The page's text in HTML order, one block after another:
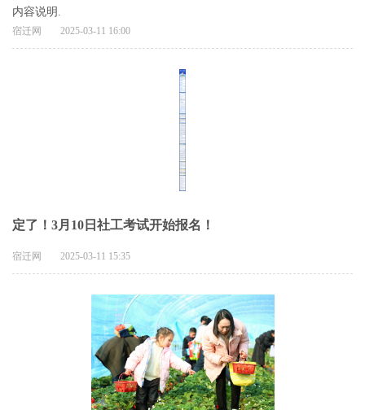
内容说明.
宿迁网 2025-03-11 16:00
定了！3月10日社工考试开始报名！
宿迁网 2025-03-11 15:35